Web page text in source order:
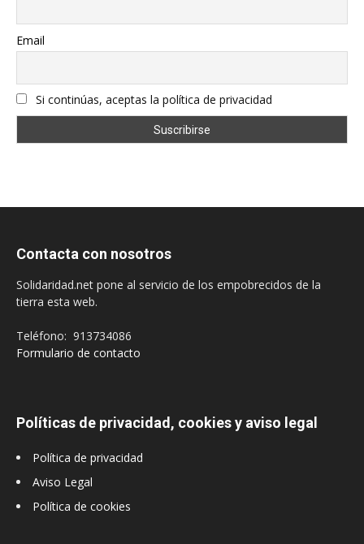
Email
Si continúas, aceptas la política de privacidad
Contacta con nosotros
Solidaridad.net pone al servicio de los empobrecidos de la
tierra esta web.
Teléfono: 913734086
Formulario de contacto
Políticas de privacidad, cookies y aviso legal
Política de privacidad
Aviso Legal
Política de cookies